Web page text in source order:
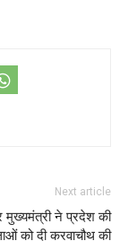
Next article
मुख्यमंत्री ने प्रदेश की
को दी करवाचौथ की